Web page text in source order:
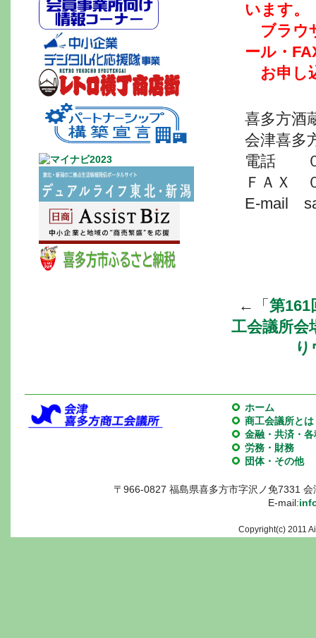
います。
ブラウ
ール・
お申し
喜多方酒
会津喜多
電話 ０
ＦＡＸ
E-mail
←「 第161
工会議所会
ホーム
商工会議所とは
金融・共済・
労務・財務
団体・その他
〒966-0827 福島県喜多方市字沢ノ免7331
E-mail:
Copyright(c) 2011